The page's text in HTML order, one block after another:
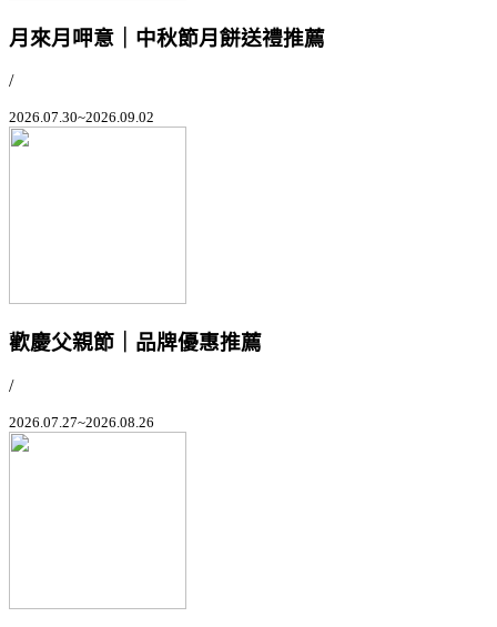
月來月呷意｜中秋節月餅送禮推薦
/
2026.07.30~2026.09.02
歡慶父親節｜品牌優惠推薦
/
2026.07.27~2026.08.26